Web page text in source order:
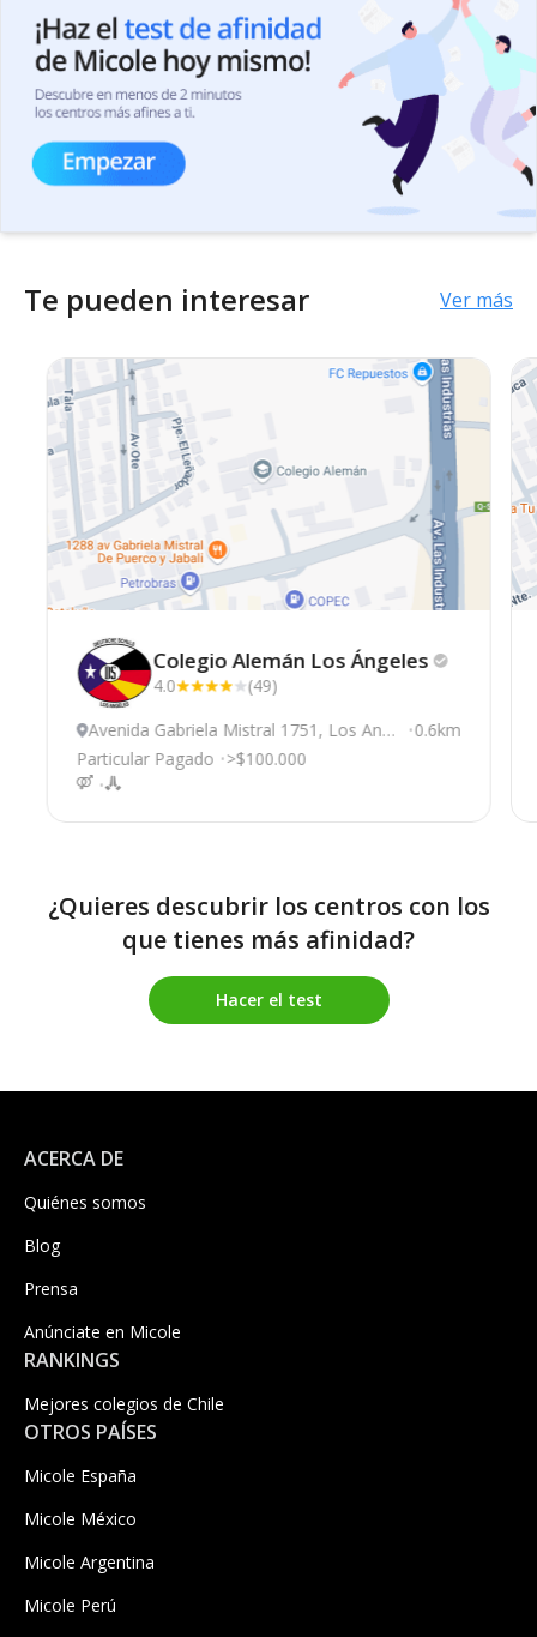
Te pueden interesar Ver más
Colegio Alemán LosÁngeles
4.0
(49)
Avenida Gabriela Mistral 1751, Los Ange
les
0.6km
Particular Pagado >$100.000
¿Quieres descubrir los centros con los
que tienes más afinidad?
Hacer el test
ACERCA DE
Quiénes somos
Blog
Prensa
Anúnciate en Micole
RANKINGS
Mejores colegios de Chile
OTROS PAÍSES
Micole España
Micole México
Micole Argentina
Micole Perú